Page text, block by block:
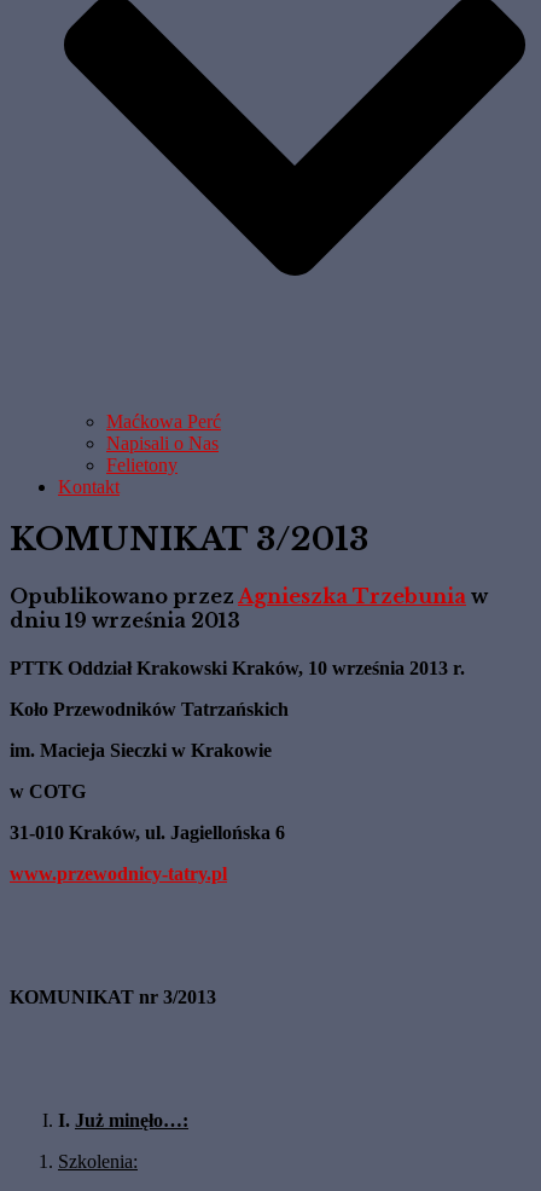
Maćkowa Perć
Napisali o Nas
Felietony
Kontakt
KOMUNIKAT 3/2013
Opublikowano przez Agnieszka Trzebunia w
dniu 19 września 2013
PTTK Oddział Krakowski Kraków, 10 września 2013 r.
Koło Przewodników Tatrzańskich
im. Macieja Sieczki w Krakowie
w COTG
31-010 Kraków, ul. Jagiellońska 6
www.przewodnicy-tatry.pl
KOMUNIKAT nr 3/2013
I. Już minęło…:
Szkolenia: